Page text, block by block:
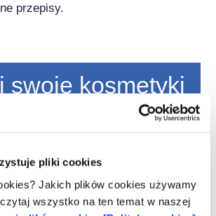
pliki cookies
Jakich plików cookies używamy
wszystko na ten temat w naszej
przepisy.
swoje kosmetyki
zapewnia się
aby produkty
były bezpieczne. Firmy
europejskie organy regulacyjne